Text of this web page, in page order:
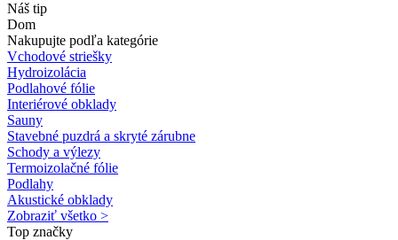
Náš tip
Dom
Nakupujte podľa kategórie
Vchodové striešky
Hydroizolácia
Podlahové fólie
Interiérové obklady
Sauny
Stavebné puzdrá a skryté zárubne
Schody a výlezy
Termoizolačné fólie
Podlahy
Akustické obklady
Zobraziť všetko >
Top značky